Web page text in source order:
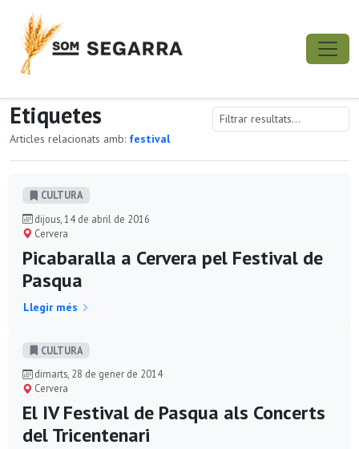
Etiquetes
Articles relacionats amb: festival
CULTURA
dijous, 14 de abril de 2016
Cervera
Picabaralla a Cervera pel Festival de
Pasqua
Llegir més
CULTURA
dimarts, 28 de gener de 2014
Cervera
El IV Festival de Pasqua als Concerts
del Tricentenari